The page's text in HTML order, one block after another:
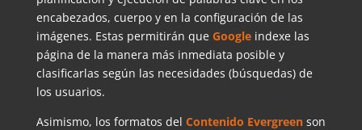
encabezados, cuerpo y en la configuración de las
imágenes. Estas permitirán que Google indexe las
página de la manera más inmediata posible y
clasificarlas según las necesidades (búsquedas) de
los usuarios.
Asimismo, los formatos del Contenido Evergreenson